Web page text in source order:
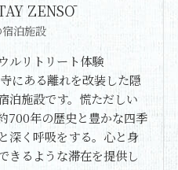
ZENSŌ
泊施設
ルリトリート体験
にある離れを改装した隠
泊施設です。慌ただしい
700年の歴史と豊かな四季
深く呼吸をする。心と身
きるような滞在を提供し